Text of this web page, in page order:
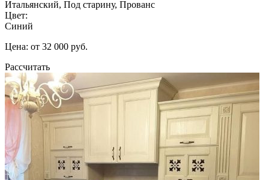
Итальянский, Под старину, Прованс
Цвет:
Синий
Цена: от 32 000 руб.
Рассчитать